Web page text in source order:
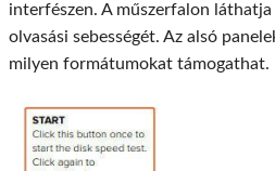
interfészen. A műszerfalon láthatja
olvasási sebességét. Az alsó
milyen formátumokat támogathat.